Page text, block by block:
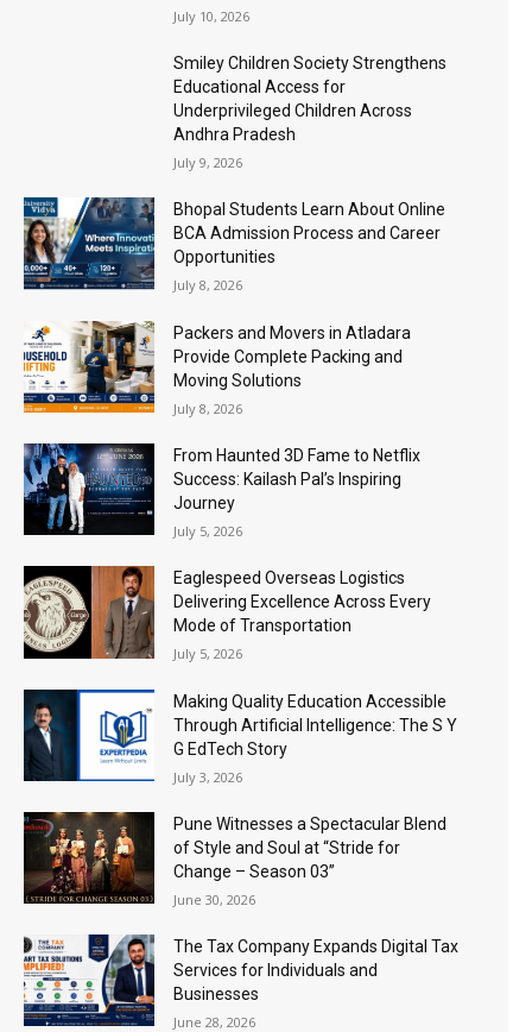
July 10, 2026
Smiley Children Society Strengthens
Educational Access for
Underprivileged Children Across
Andhra Pradesh
July 9, 2026
Bhopal Students Learn About Online
BCA Admission Process and Career
Opportunities
July 8, 2026
Packers and Movers in Atladara
Provide Complete Packing and
Moving Solutions
July 8, 2026
From Haunted 3D Fame to Netflix
Success: Kailash Pal’s Inspiring
Journey
July 5, 2026
Eaglespeed Overseas Logistics
Delivering Excellence Across Every
Mode of Transportation
July 5, 2026
Making Quality Education Accessible
Through Artificial Intelligence: The S Y
G EdTech Story
July 3, 2026
Pune Witnesses a Spectacular Blend
of Style and Soul at “Stride for
Change – Season 03”
June 30, 2026
The Tax Company Expands Digital Tax
Services for Individuals and
Businesses
June 28, 2026